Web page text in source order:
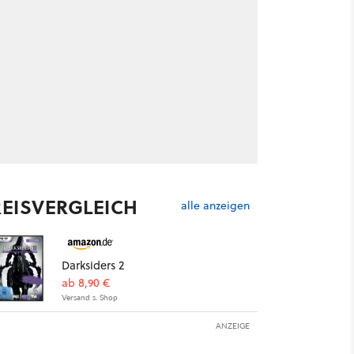
alle anzeigen
Darksiders 2
ab 8,90 €
Versand s. Shop
ANZEIGE